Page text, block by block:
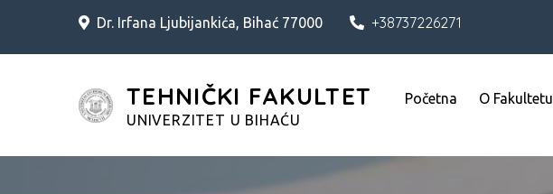
Dr. Irfana Ljubijankića, Bihać 77000 +38737226271
TEHNIČKI FAKULTET
UNIVERZITET U BIHAĆU
Početna O Fakultetu